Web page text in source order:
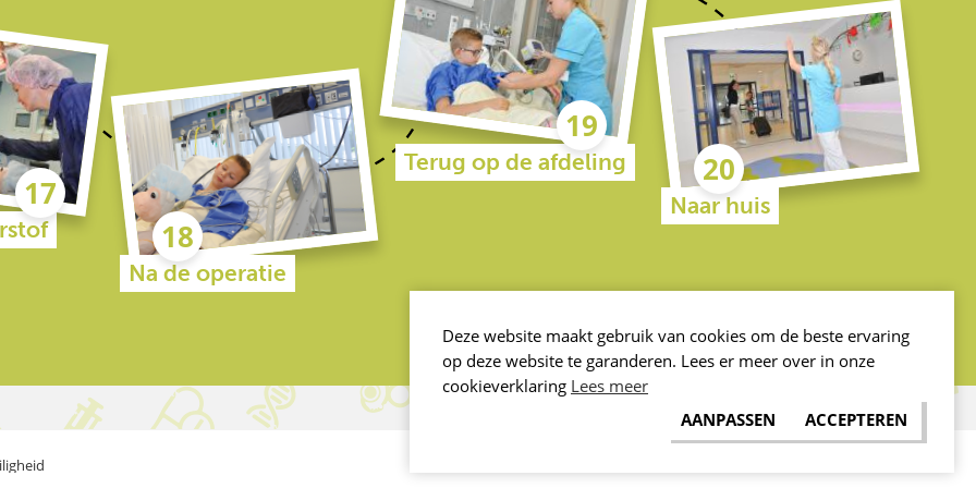
Deze website maakt gebruik van cookies om de beste ervaring
op deze website te garanderen. Lees er meer over in onze
cookieverklaring Lees meer
AANPASSEN
ACCEPTEREN
Na de operatie
Terug op de afdeling
Naar huis